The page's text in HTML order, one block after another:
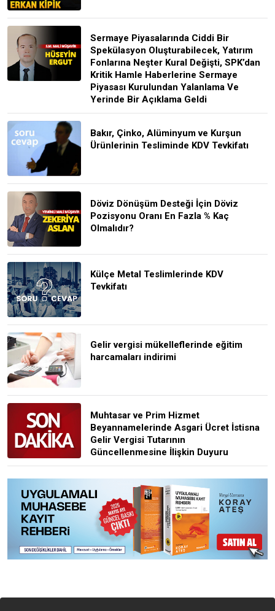
Sermaye Piyasalarında Ciddi Bir
Spekülasyon Oluşturabilecek, Yatırım
Fonlarına Neşter Kural Değişti, SPK’dan
Kritik Hamle Haberlerine Sermaye
Piyasası Kurulundan Yalanlama Ve
Yerinde Bir Açıklama Geldi
Bakır, Çinko, Alüminyum ve Kurşun
Ürünlerinin Tesliminde KDV Tevkifatı
Döviz Dönüşüm Desteği İçin Döviz
Pozisyonu Oranı En Fazla % Kaç
Olmalıdır?
Külçe Metal Teslimlerinde KDV
Tevkifatı
Gelir vergisi mükelleflerinde eğitim
harcamaları indirimi
Muhtasar ve Prim Hizmet
Beyannamelerinde Asgari Ücret İstisna
Gelir Vergisi Tutarının
Güncellenmesine İlişkin Duyuru